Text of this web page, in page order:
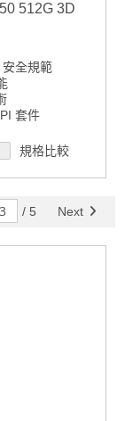
512G 3D
全規範
套件
規格比較
/ 5 Next